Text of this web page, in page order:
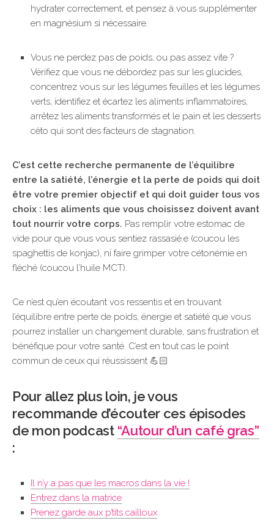
hydrater correctement, et pensez à vous supplémenter
en magnésium si nécessaire.
Vous ne perdez pas de poids, ou pas assez vite ?
Vérifiez que vous ne débordez pas sur les glucides,
concentrez vous sur les légumes feuilles et les légumes
verts, identifiez et écartez les aliments inflammatoires,
arrêtez les aliments transformés et le pain et les desserts
céto qui sont des facteurs de stagnation.
C’est cette recherche permanente de l’équilibre
entre la satiété, l’énergie et la perte de poids qui doit
être votre premier objectif et qui doit guider tous vos
choix : les aliments que vous choisissez doivent avant
tout nourrir votre corps. Pas remplir votre estomac de
vide pour que vous vous sentiez rassasié.e (coucou les
spaghettis de konjac), ni faire grimper votre cétonémie en
fléché (coucou l’huile MCT).
Ce n’est qu’en écoutant vos ressentis et en trouvant
l’équilibre entre perte de poids, énergie et satiété que vous
pourrez installer un changement durable, sans frustration et
bénéfique pour votre santé. C’est en tout cas le point
commun de ceux qui réussissent 💪🏻
Pour allez plus loin, je vous
recommande d’écouter ces épisodes
de mon podcast “Autour d’un café gras”
:
Il n’y a pas que les macros dans la vie !
Entrez dans la matrice
Prenez garde aux p’tits cailloux